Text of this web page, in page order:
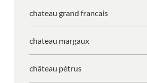
chateau grand francais
chateau margaux
château pétrus